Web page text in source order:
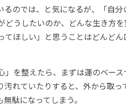
のでは、と気になるが、「自分
どうしたいのか、どんな生き方
ほしい」と思うことはどんど
を整えたら、まずは運のベー
汚れていたりすると、外から取
駄になってしまう。